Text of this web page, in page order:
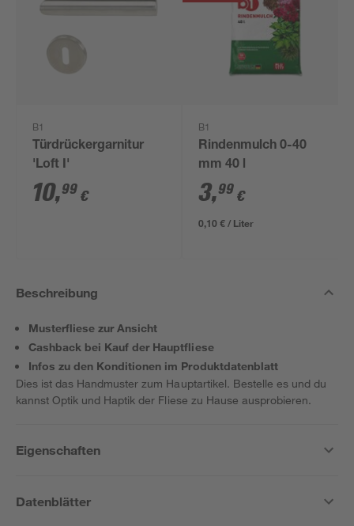
B1
Türdrückergarnitur
'Loft I'
10,99 €
B1
Rindenmulch 0-40
mm 40 l
3,99 €
0,10 € / Liter
Beschreibung
Musterfliese zur Ansicht
Cashback bei Kauf der Hauptfliese
Infos zu den Konditionen im Produktdatenblatt
Dies ist das Handmuster zum Hauptartikel. Bestelle es und du
kannst Optik und Haptik der Fliese zu Hause ausprobieren.
Eigenschaften
Datenblätter